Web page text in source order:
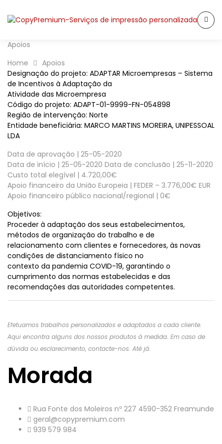
Apoios
Home
Apoios
Designação do projeto: ADAPTAR Microempresas – Sistema
de Incentivos à Adaptação da
Atividade das Microempresa
Código do projeto: ADAPT-01-9999-FN-054898
Região de intervenção: Norte
Entidade beneficiária: MARCO MARTINS MOREIRA, UNIPESSOAL
LDA
Data de aprovação | 25-05-2020
Data de início | 25-05-2020 Data de conclusão | 25-11-2020
Custo total elegível | 4.720,00€
Apoio financeiro da União Europeia | FEDER – 3.776,00€ EUR
Apoio financeiro público nacional/regional | 0€
Objetivos:
Proceder à adaptação dos seus estabelecimentos,
métodos de organização do trabalho e de
relacionamento com clientes e fornecedores, às novas
condições de distanciamento físico no
contexto da pandemia COVID-19, garantindo o
cumprimento das normas estabelecidas e das
recomendações das autoridades competentes.
Efetuamos trabalhos personalizados e adaptados a cada cliente.
Aqui encontra alguns dos nossos produtos à medida. Em caso de
dúvida ou esclarecimento, contacte-nos. Até já.
Morada
Rua Fonte dos Moleiros nº 227 4590-352 Freamunde
geral@copypremium.com
939 579 984